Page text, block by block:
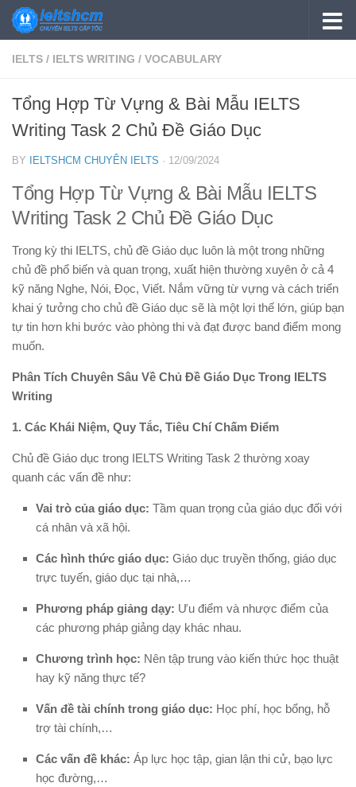
Skip to content
IELTS / IELTS WRITING / VOCABULARY
Tổng Hợp Từ Vựng & Bài Mẫu IELTS
Writing Task 2 Chủ Đề Giáo Dục
BY IELTSHCM CHUYÊN IELTS · 12/09/2024
Tổng Hợp Từ Vựng & Bài Mẫu IELTS
Writing Task 2 Chủ Đề Giáo Dục
Trong kỳ thi IELTS, chủ đề Giáo dục luôn là một trong những
chủ đề phổ biến và quan trọng, xuất hiện thường xuyên ở cả 4
kỹ năng Nghe, Nói, Đọc, Viết. Nắm vững từ vựng và cách triển
khai ý tưởng cho chủ đề Giáo dục sẽ là một lợi thế lớn, giúp bạn
tự tin hơn khi bước vào phòng thi và đạt được band điểm mong
muốn.
Phân Tích Chuyên Sâu Về Chủ Đề Giáo Dục Trong IELTS
Writing
1. Các Khái Niệm, Quy Tắc, Tiêu Chí Chấm Điểm
Chủ đề Giáo dục trong IELTS Writing Task 2 thường xoay
quanh các vấn đề như:
Vai trò của giáo dục: Tầm quan trọng của giáo dục đối với
cá nhân và xã hội.
Các hình thức giáo dục: Giáo dục truyền thống, giáo dục
trực tuyến, giáo dục tại nhà,…
Phương pháp giảng dạy: Ưu điểm và nhược điểm của
các phương pháp giảng dạy khác nhau.
Chương trình học: Nên tập trung vào kiến thức học thuật
hay kỹ năng thực tế?
Vấn đề tài chính trong giáo dục: Học phí, học bổng, hỗ
trợ tài chính,…
Các vấn đề khác: Áp lực học tập, gian lận thi cử, bạo lực
học đường,…